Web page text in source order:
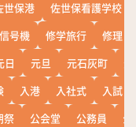
世保港
佐世保看護学校
信号機 修学旅行
修理
日 元旦 元石灰町
入港 入社式
入試
祭 公会堂 公務員
公